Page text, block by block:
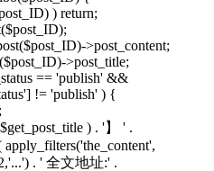
) return;
>post_content;
>post_title;
== 'publish' &&
!= 'publish' ) {
) . '】 ' .
. ' 全文地址:' .